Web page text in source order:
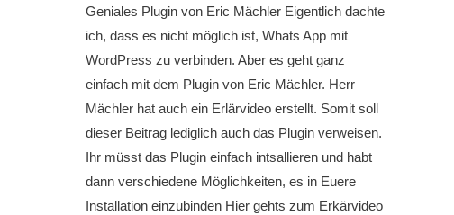
Geniales Plugin von Eric Mächler Eigentlich dachte
ich, dass es nicht möglich ist, Whats App mit
WordPress zu verbinden. Aber es geht ganz
einfach mit dem Plugin von Eric Mächler. Herr
Mächler hat auch ein Erlärvideo erstellt. Somit soll
dieser Beitrag lediglich auch das Plugin verweisen.
Ihr müsst das Plugin einfach intsallieren und habt
dann verschiedene Möglichkeiten, es in Euere
Installation einzubinden Hier gehts zum Erkärvideo